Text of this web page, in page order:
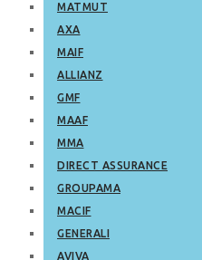
MATMUT
AXA
MAIF
ALLIANZ
GMF
MAAF
MMA
DIRECT ASSURANCE
GROUPAMA
MACIF
GENERALI
AVIVA